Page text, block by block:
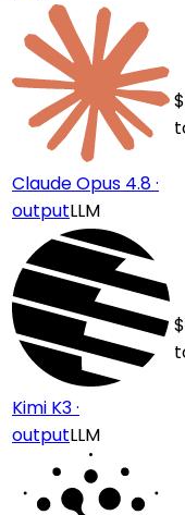
Claude Opus 4.8 ·
outputLLM
$
Kimi K3 ·
outputLLM
$